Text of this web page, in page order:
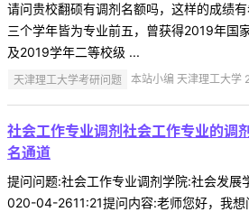
请问贵校翻硕有调剂名额吗，这样的成绩
三个学年皆为专业前五，曾获得2019年国
及2019学年二等校级 ...
天津理工大学考研问题 本站小编 天津理工大学
社会工作专业调剂社会工作专业的调
名通道
提问问题:社会工作专业调剂学院:社会发
020-04-2611:21提问内容:老师您好，我想